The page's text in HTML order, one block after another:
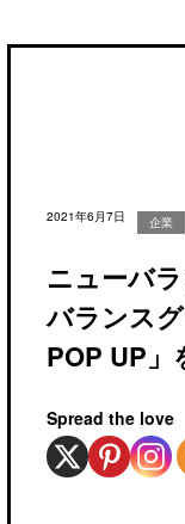
2021年6月7日 企業
ニューバ
バランス
POP UP」
Spread the love